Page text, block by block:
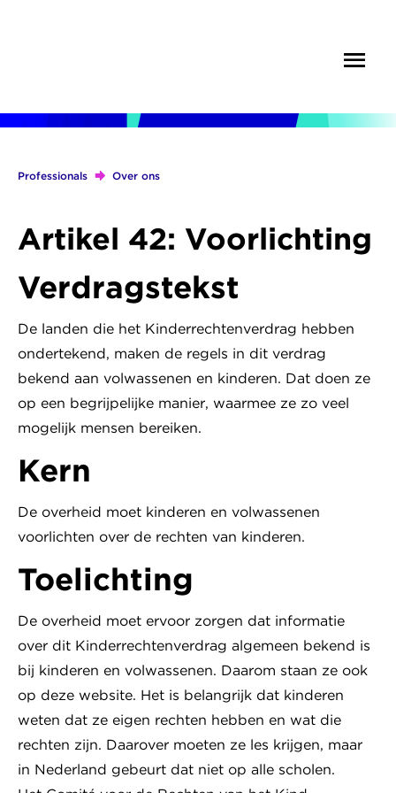
inhoud
Professionals Over ons
Artikel 42: Voorlichting
Verdragstekst
De landen die het Kinderrechtenverdrag hebben
ondertekend, maken de regels in dit verdrag
bekend aan volwassenen en kinderen. Dat doen ze
op een begrijpelijke manier, waarmee ze zo veel
mogelijk mensen bereiken.
Kern
De overheid moet kinderen en volwassenen
voorlichten over de rechten van kinderen.
Toelichting
De overheid moet ervoor zorgen dat informatie
over dit Kinderrechtenverdrag algemeen bekend is
bij kinderen en volwassenen. Daarom staan ze ook
op deze website. Het is belangrijk dat kinderen
weten dat ze eigen rechten hebben en wat die
rechten zijn. Daarover moeten ze les krijgen, maar
in Nederland gebeurt dat niet op alle scholen.